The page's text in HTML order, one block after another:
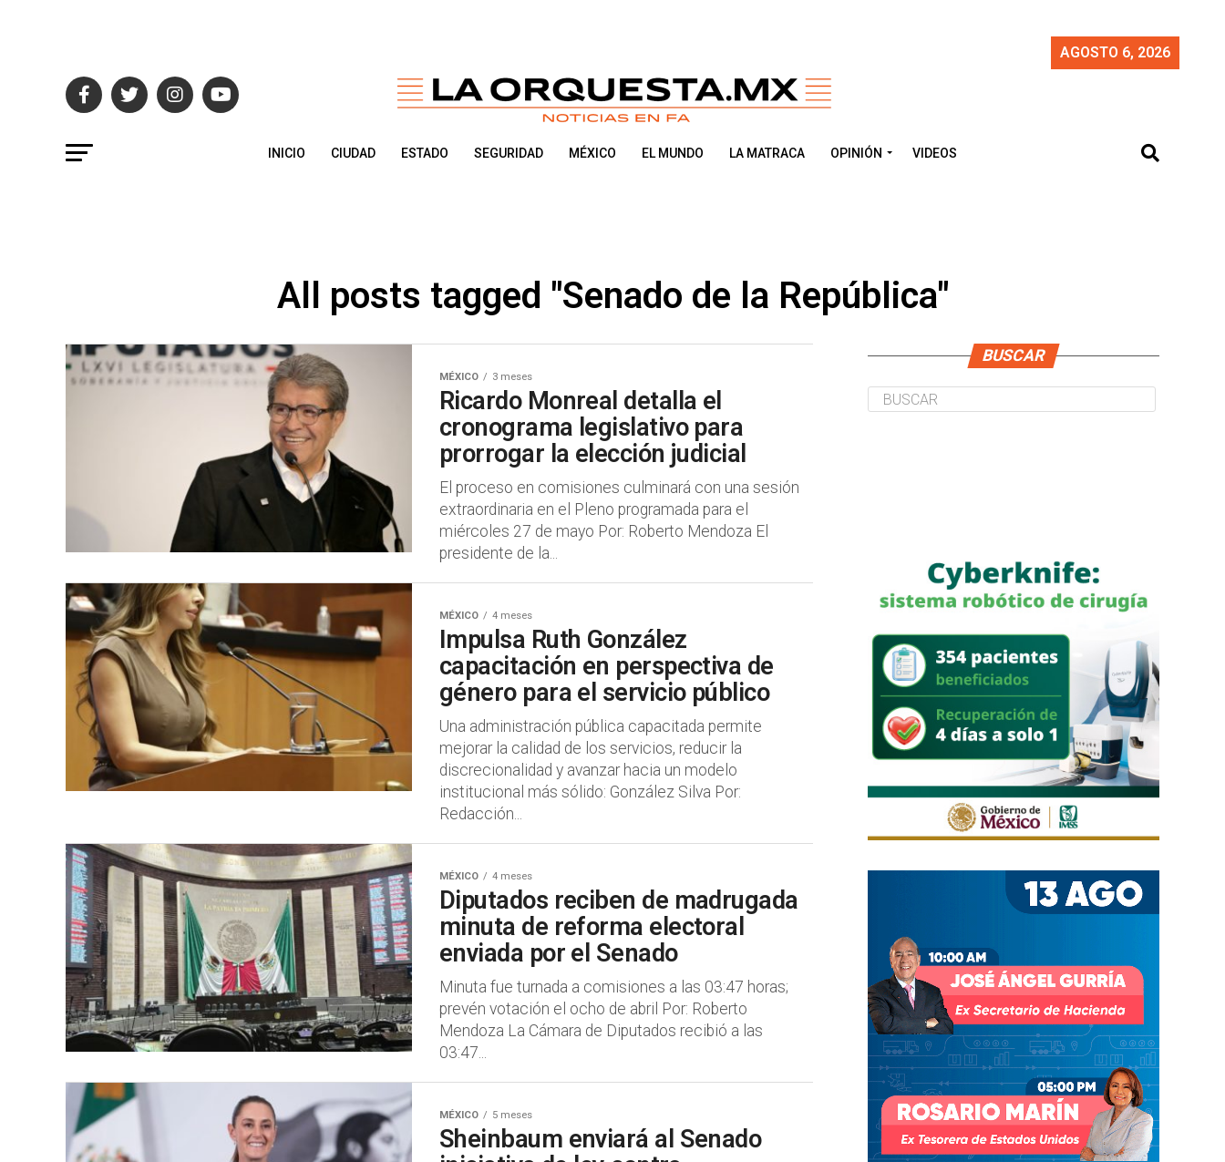
AGOSTO 6, 2026
INICIO CIUDAD ESTADO SEGURIDAD MÉXICO EL MUNDO LA MATRACA OPINIÓN VIDEOS
All posts tagged "Senado de la República"
MÉXICO 3 meses
Ricardo Monreal detalla el
cronograma legislativo para
prorrogar la elección judicial
El proceso en comisiones culminará con una sesión
extraordinaria en el Pleno programada para el
miércoles 27 de mayo Por: Roberto Mendoza El
presidente de la...
MÉXICO 4 meses
Impulsa Ruth González
capacitación en perspectiva de
género para el servicio público
Una administración pública capacitada permite
mejorar la calidad de los servicios, reducir la
discrecionalidad y avanzar hacia un modelo
institucional más sólido: González Silva Por:
Redacción...
MÉXICO 4 meses
Diputados reciben de madrugada
minuta de reforma electoral
enviada por el Senado
Minuta fue turnada a comisiones a las 03:47 horas;
prevén votación el ocho de abril Por: Roberto
Mendoza La Cámara de Diputados recibió a las
03:47...
MÉXICO 5 meses
Sheinbaum enviará al Senado
BUSCAR